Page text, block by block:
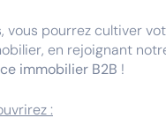
vous pourrez cultiver
en rejoignant
immobilier B2B !
: